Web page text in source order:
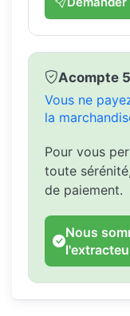
Acompte
Vous ne
la
Pour vous
toute
de paiement.
Nous